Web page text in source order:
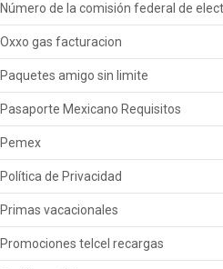
Número de la comisión federal de
Oxxo gas facturacion
Paquetes amigo sin limite
Pasaporte Mexicano Requisitos
Pemex
Política de Privacidad
Primas vacacionales
Promociones telcel recargas